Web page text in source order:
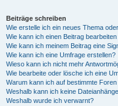
Beiträge schreiben
Wie erstelle ich ein neues Thema
Wie kann ich einen Beitrag
Wie kann ich meinem Beitrag eine
Wie kann ich eine Umfrage erstellen?
Wieso kann ich nicht mehr
Wie bearbeite oder lösche ich eine
Warum kann ich auf bestimmte
Weshalb kann ich keine
Weshalb wurde ich verwarnt?